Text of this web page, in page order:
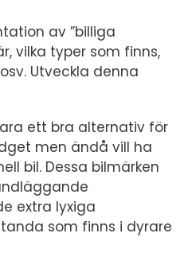
av ”billiga
vilka typer som finns,
Utveckla denna
ett bra alternativ för
men ändå vill ha
bil. Dessa bilmärken
extra lyxiga
som finns i dyrare